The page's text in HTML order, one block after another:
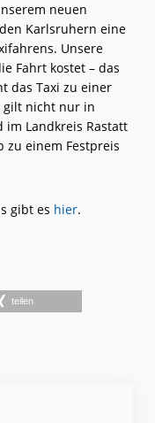
neuen
Karlsruhern eine
Unsere
Fahrt kostet – das
das Taxi zu einer
gilt nicht nur in
im Landkreis Rastatt
zu einem Festpreis
gibt es hier.
teilen